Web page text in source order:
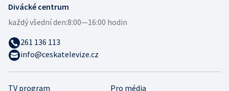
TV program
Pro média
Divácké centrum
každý všední den:8:00—16:00 hodin
261 136 113
info@ceskatelevize.cz